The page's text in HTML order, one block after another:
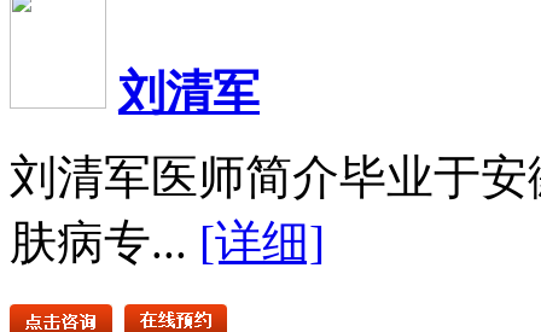
刘清军
刘清军医师简介毕业于
肤病专... [详细]